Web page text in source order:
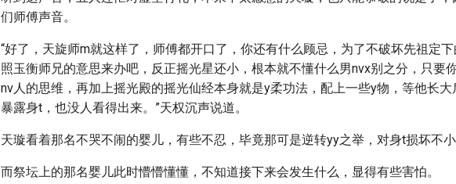
们师傅声音。
“好了，天旋师m就这样了，师傅都开口了，你还有什么顾忌，为了不破坏先祖定
照玉衡师兄的意思来办吧，反正摇光星还小，根本就不懂什么男nvx别之分，只要
nv人的思维，再加上摇光殿的摇光仙经本身就是y柔功法，配上一些y物，等他长大
暴露身t，也没人看得出来。”天权沉声说道。
天璇看着那名不哭不闹的婴儿，有些不忍，毕竟那可是逆转yy之举，对身t损坏不小
而祭坛上的那名婴儿此时懵懵懂懂，不知道接下来会发生什么，显得有些害怕。